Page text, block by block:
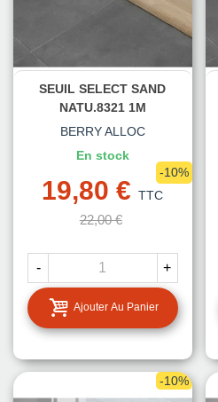
SEUIL SELECT SAND
NATU.8321 1M
BERRY ALLOC
En stock
19,80 € TTC
22,00 €
-10%
- +
Ajouter Au Panier
-10%